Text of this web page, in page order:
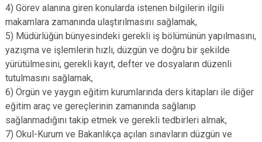
4) Görev alanına giren konularda istenen bilgilerin ilgili
makamlara zamanında ulaştırılmasını sağlamak,
5) Müdürlüğün bünyesindeki gerekli iş bölümünün yapılmasını,
yazışma ve işlemlerin hızlı, düzgün ve doğru bir şekilde
yürütülmesini, gerekli kayıt, defter ve dosyaların düzenli
tutulmasını sağlamak,
6) Örgün ve yaygın eğitim kurumlarında ders kitapları ile diğer
eğitim araç ve gereçlerinin zamanında sağlanıp
sağlanmadığını takip etmek ve gerekli tedbirleri almak,
7) Okul-Kurum ve Bakanlıkça açılan sınavların düzgün ve